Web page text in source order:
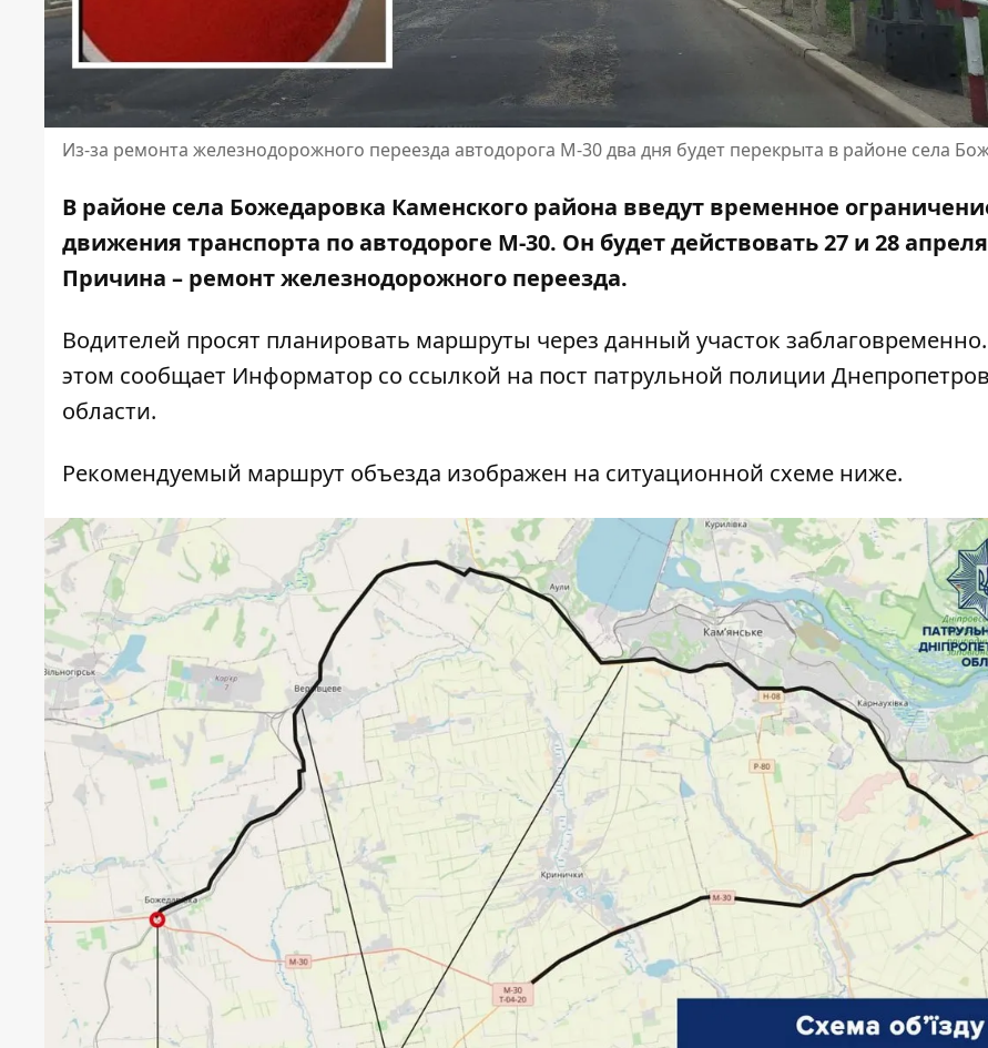
Из-за ремонта железнодорожного переезда автодорога М-30 два дня будет перекрыта в районе села
В районе села Божедаровка Каменского района введут временное
движения транспорта по автодороге М-30. Он будет действовать 27 и 28
Причина – ремонт железнодорожного переезда.
Водителей просят планировать маршруты через данный участок
этом сообщает Информатор со ссылкой на пост патрульной полиции
области.
Рекомендуемый маршрут объезда изображен на ситуационной схеме ниже.